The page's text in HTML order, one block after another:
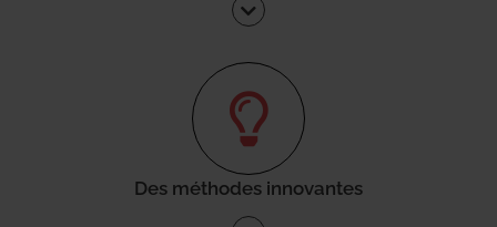
Des méthodes innovantes